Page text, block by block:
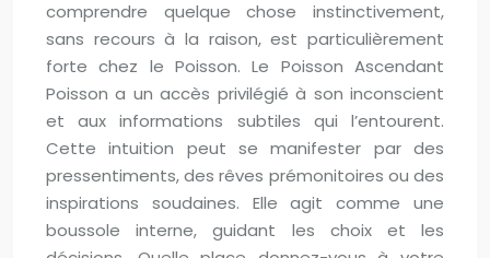
comprendre quelque chose instinctivement,
sans recours à la raison, est particulièrement
forte chez le Poisson. Le Poisson Ascendant
Poisson a un accès privilégié à son inconscient
et aux informations subtiles qui l’entourent.
Cette intuition peut se manifester par des
pressentiments, des rêves prémonitoires ou des
inspirations soudaines. Elle agit comme une
boussole interne, guidant les choix et les